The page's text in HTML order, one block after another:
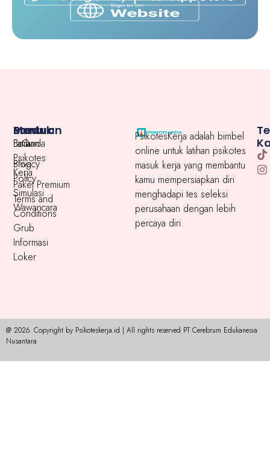
PsikotesKerja adalah bimbel
online untuk latihan psikotes
masuk kerja yang membantu
kamu mempersiapkan diri
menghadapi tes seleksi
perusahaan dengan lebih
percaya diri.
Menu
Beranda
Blog
Paket Premium
Produk
Latihan
Psikotes
Kerja
Simulasi
Wawancara
Grub
Informasi
Loker
Bantuan
FaQ
Privacy
Policy
Terms and
Conditions
@ 2026. Copyright by Psikoteskerja.id | All rights reserved PT Cerebrum Edukanesia
Nusantara​